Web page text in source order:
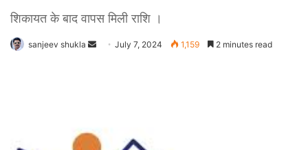
शिकायत के बाद वापस मिली राशि ।
sanjeev shukla
SendJuly 7, 2024 1,159 2 minutes read